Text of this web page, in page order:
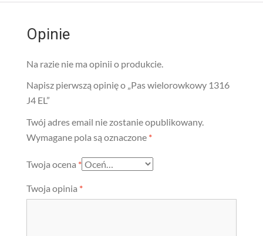
Opinie
Na razie nie ma opinii o produkcie.
Napisz pierwszą opinię o „Pas wielorowkowy 1316
J4 EL”
Twój adres email nie zostanie opublikowany.
Wymagane pola są oznaczone *
Twoja ocena *
Twoja opinia *